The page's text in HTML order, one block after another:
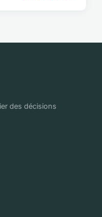
des décisions